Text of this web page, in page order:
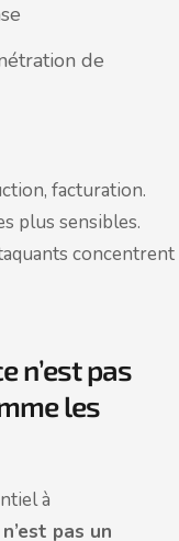
de
facturation.
plus sensibles.
concentrent
n’est pas
les
à
pas un